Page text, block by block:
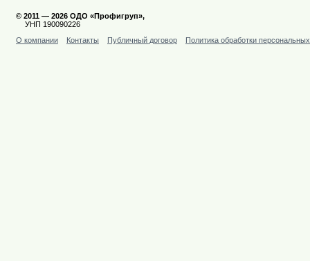
© 2011 — 2026 ОДО «Профигруп»,
УНП 190090226
О компании
Контакты Публичный договор Политика обработки